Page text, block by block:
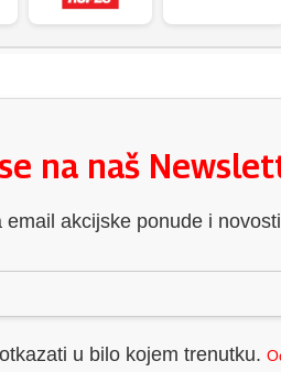
na naš
email akcijske ponude i novosti
u bilo kojem trenutku.